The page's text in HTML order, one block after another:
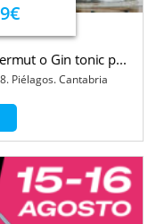
o Gin tonic p...
Piélagos. Cantabria